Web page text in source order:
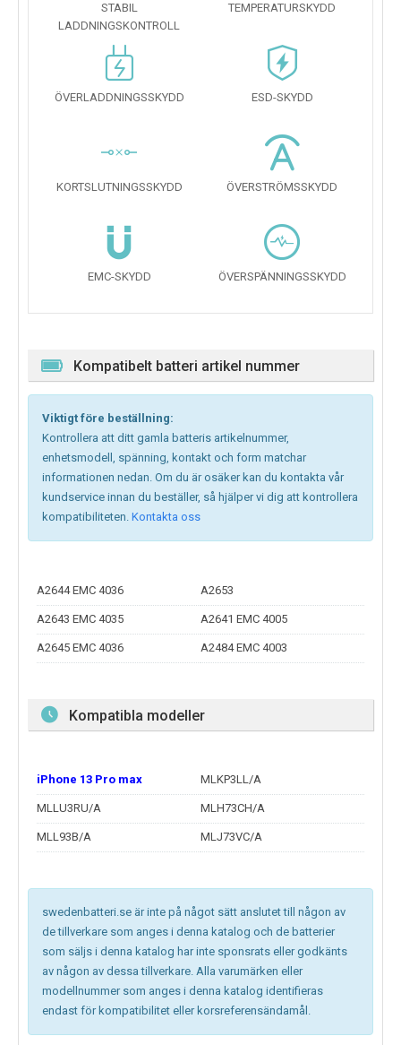
STABIL
LADDNINGSKONTROLL
TEMPERATURSKYDD
ÖVERLADDNINGSSKYDD ESD-SKYDD
KORTSLUTNINGSSKYDD ÖVERSTRÖMSSKYDD
EMC-SKYDD ÖVERSPÄNNINGSSKYDD
Kompatibelt batteri artikel nummer
Viktigt före beställning:
Kontrollera att ditt gamla batteris artikelnummer,
enhetsmodell, spänning, kontakt och form matchar
informationen nedan. Om du är osäker kan du kontakta vår
kundservice innan du beställer, så hjälper vi dig att kontrollera
kompatibiliteten. Kontakta oss
A2644 EMC 4036 A2653
A2643 EMC 4035 A2641 EMC 4005
A2645 EMC 4036 A2484 EMC 4003
Kompatibla modeller
iPhone 13 Pro max MLKP3LL/A
MLLU3RU/A MLH73CH/A
MLL93B/A MLJ73VC/A
swedenbatteri.se är inte på något sätt anslutet till någon av
de tillverkare som anges i denna katalog och de batterier
som säljs i denna katalog har inte sponsrats eller godkänts
av någon av dessa tillverkare. Alla varumärken eller
modellnummer som anges i denna katalog identifieras
endast för kompatibilitet eller korsreferensändamål.